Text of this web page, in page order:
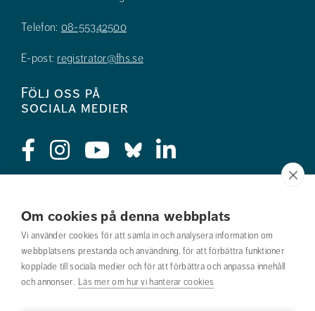
Om cookies på denna webbplats
Vi använder cookies för att samla in och analysera information om
webbplatsens prestanda och användning, för att förbättra funktioner
kopplade till sociala medier och för att förbättra och anpassa innehåll
och annonser. Läs mer om hur vi hanterar cookies
Telefon: 08-55342500
E-post: registrator@fhs.se
Följ oss på
sociala medier
Jobba hos oss
Nyhetsbrev
Om webbplatsen